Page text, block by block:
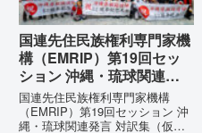
国連先住民族権利専門家機
構（EMRIP）第19回セッ
ション 沖縄・琉球関連発
言 対訳集（仮訳）
国連先住民族権利専門家機構
（EMRIP）第19回セッション 沖
縄・琉球関連発言 対訳集（仮